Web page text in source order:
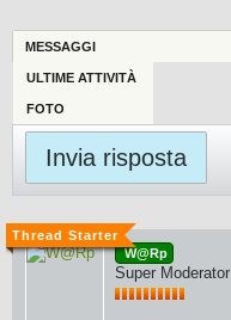
MESSAGGI
ULTIME ATTIVITÀ
FOTO
Invia risposta
W@Rp
Super Moderator